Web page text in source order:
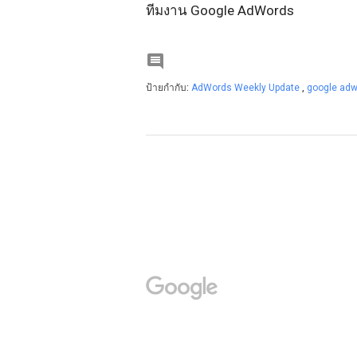
ทีมงาน Google AdWords

ป้ายกำกับ: AdWords Weekly Update , google